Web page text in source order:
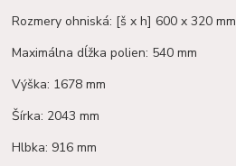
Rozmery ohniská: [š x h] 600 x 320 mm
Maximálna dĺžka polien: 540 mm
Výška: 1678 mm
Šírka: 2043 mm
Hlbka: 916 mm